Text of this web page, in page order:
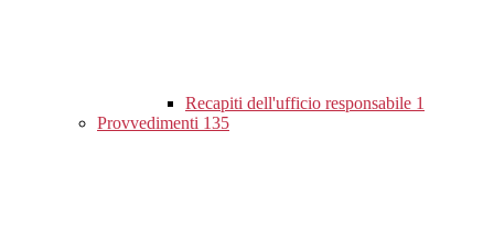
Recapiti dell'ufficio responsabile 1
Provvedimenti 135